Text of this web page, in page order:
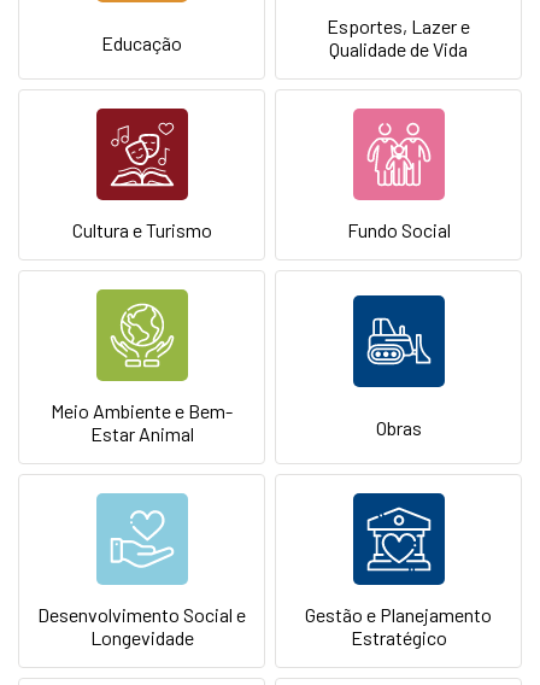
Educação
Esportes, Lazer e
Qualidade de Vida
Cultura e Turismo Fundo Social
Meio Ambiente e Bem-
Estar Animal
Obras
Desenvolvimento Social e
Longevidade
Gestão e Planejamento
Estratégico